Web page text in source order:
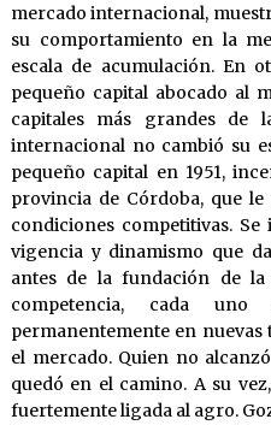
mercado internacional,
su comportamiento en la
escala de acumulación. En
pequeño capital abocado al
capitales más grandes de
internacional no cambió su
pequeño capital en 1951,
provincia de Córdoba, que
condiciones competitivas.
vigencia y dinamismo que
antes de la fundación de
competencia, cada
permanentemente en
el mercado. Quien no
quedó en el camino. A su
fuertemente ligada al agro.